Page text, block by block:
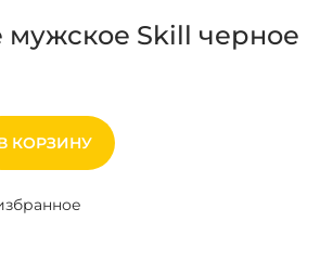
Skill черное
КОРЗИНУ